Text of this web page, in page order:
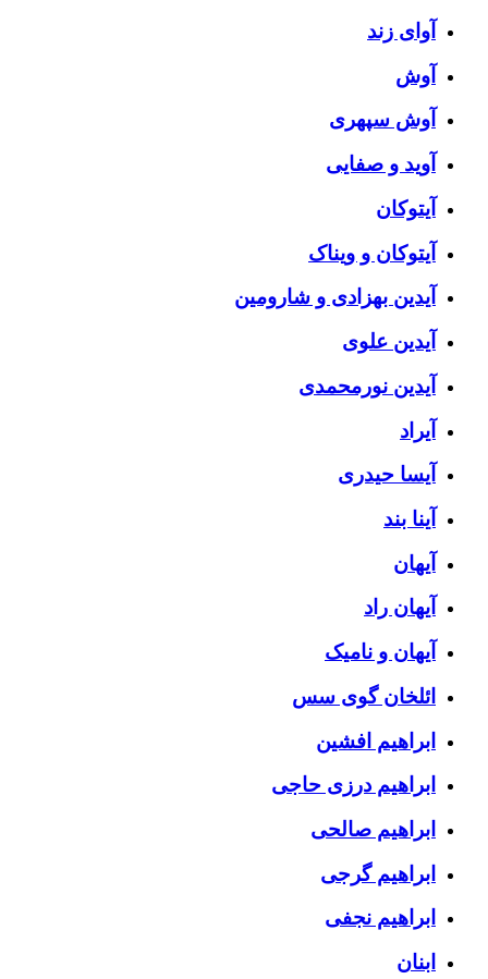
آوای زند
آوش
آوش سپهری
آوید و صفایی
آیتوکان
آیتوکان و ویناک
آیدین بهزادی و شارومین
آیدین علوی
آیدین نورمحمدی
آیراد
آیسا حیدری
آینا بند
آیهان
آیهان راد
آیهان و نامیک
ائلخان گوی سس
ابراهیم افشین
ابراهیم درزی حاجی
ابراهیم صالحی
ابراهیم گرجی
ابراهیم نجفی
ابنان